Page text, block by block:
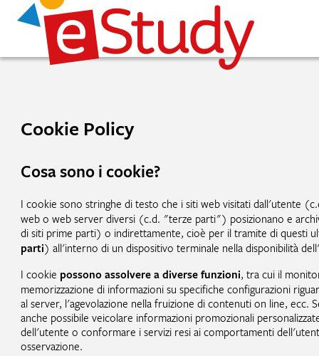
Cookie Policy
Cosa sono i cookie?
I cookie sono stringhe di testo che i siti web visitati dall'utente
web o web server diversi (c.d. "terze parti") posizionano e
di siti prime parti) o indirettamente, cioè per il tramite di questi
parti) all'interno di un dispositivo terminale nella disponibilità
I cookie possono assolvere a diverse funzioni, tra cui il
memorizzazione di informazioni su specifiche configurazioni
al server, l'agevolazione nella fruizione di contenuti on line, ecc.
anche possibile veicolare informazioni promozionali
dell'utente o conformare i servizi resi ai comportamenti
osservazione.